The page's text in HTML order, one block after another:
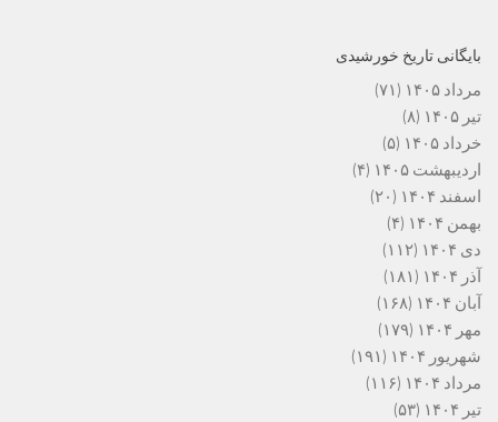
بایگانی تاریخ خورشیدی
مرداد ۱۴۰۵
(۷۱)
تیر ۱۴۰۵
(۸)
خرداد ۱۴۰۵
(۵)
اردیبهشت ۱۴۰۵
(۴)
اسفند ۱۴۰۴
(۲۰)
بهمن ۱۴۰۴
(۴)
دی ۱۴۰۴
(۱۱۲)
آذر ۱۴۰۴
(۱۸۱)
آبان ۱۴۰۴
(۱۶۸)
مهر ۱۴۰۴
(۱۷۹)
شهریور ۱۴۰۴
(۱۹۱)
مرداد ۱۴۰۴
(۱۱۶)
تیر ۱۴۰۴
(۵۳)